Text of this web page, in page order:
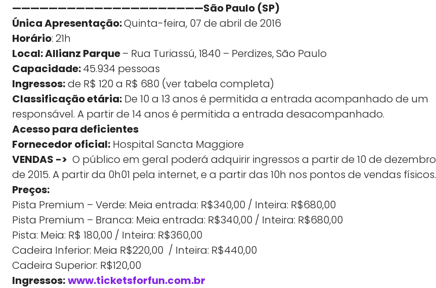
—————————————————————São Paulo (SP)
Única Apresentação:Quinta-feira, 07 de abril de 2016
Horário: 21h
Local: Allianz Parque– Rua Turiassú, 1840 – Perdizes, São Paulo
Capacidade:45.934 pessoas
Ingressos:de R$ 120 a R$ 680 (ver tabela completa)
Classificação etária: De 10 a 13 anos é permitida a entrada acompanhado de um
responsável. A partir de 14 anos é permitida a entrada desacompanhado.
Acesso para deficientes
Fornecedor oficial: Hospital Sancta Maggiore
VENDAS -> O público em geral poderá adquirir ingressos a partir de 10 de dezembro
de 2015. A partir da 0h01 pela internet, e a partir das 10h nos pontos de vendas físicos.
Preços:
Pista Premium – Verde: Meia entrada: R$340,00 / Inteira: R$680,00
Pista Premium – Branca: Meia entrada: R$340,00 / Inteira: R$680,00
Pista: Meia: R$ 180,00 / Inteira: R$360,00
Cadeira Inferior: Meia R$220,00 / Inteira: R$440,00
Cadeira Superior: R$120,00
Ingressos:www.ticketsforfun.com.br